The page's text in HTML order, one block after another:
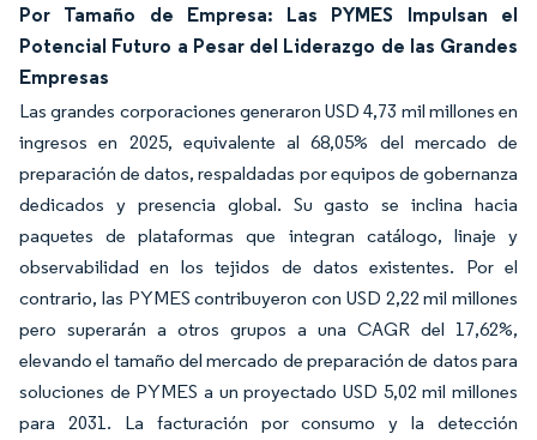
Por Tamaño de Empresa: Las PYMES Impulsan el
Potencial Futuro a Pesar del Liderazgo de las Grandes
Empresas
Las grandes corporaciones generaron USD 4,73 mil millones en
ingresos en 2025, equivalente al 68,05% del mercado de
preparación de datos, respaldadas por equipos de gobernanza
dedicados y presencia global. Su gasto se inclina hacia
paquetes de plataformas que integran catálogo, linaje y
observabilidad en los tejidos de datos existentes. Por el
contrario, las PYMES contribuyeron con USD 2,22 mil millones
pero superarán a otros grupos a una CAGR del 17,62%,
elevando el tamaño del mercado de preparación de datos para
soluciones de PYMES a un proyectado USD 5,02 mil millones
para 2031. La facturación por consumo y la detección